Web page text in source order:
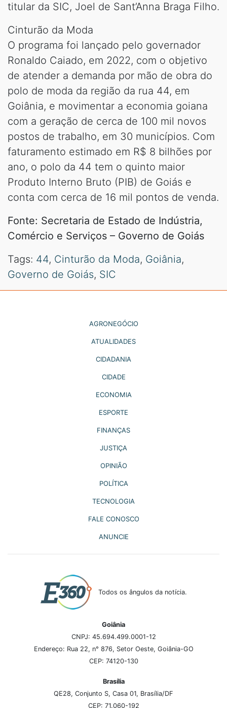
titular da SIC, Joel de Sant’Anna Braga Filho.
Cinturão da Moda
O programa foi lançado pelo governador
Ronaldo Caiado, em 2022, com o objetivo
de atender a demanda por mão de obra do
polo de moda da região da rua 44, em
Goiânia, e movimentar a economia goiana
com a geração de cerca de 100 mil novos
postos de trabalho, em 30 municípios. Com
faturamento estimado em R$ 8 bilhões por
ano, o polo da 44 tem o quinto maior
Produto Interno Bruto (PIB) de Goiás e
conta com cerca de 16 mil pontos de venda.
Fonte: Secretaria de Estado de Indústria,
Comércio e Serviços – Governo de Goiás
Tags: 44, Cinturão da Moda, Goiânia,
Governo de Goiás, SIC
AGRONEGÓCIO
ATUALIDADES
CIDADANIA
CIDADE
ECONOMIA
ESPORTE
FINANÇAS
JUSTIÇA
OPINIÃO
POLÍTICA
TECNOLOGIA
FALE CONOSCO
ANUNCIE
Todos os ângulos da notícia.
Goiânia
CNPJ: 45.694.499.0001-12
Endereço: Rua 22, n° 876, Setor Oeste, Goiânia-GO
CEP: 74120-130
Brasília
QE28, Conjunto S, Casa 01, Brasília/DF
CEP: 71.060-192